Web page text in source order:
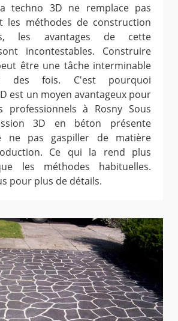
techno 3D ne remplace pas
les méthodes de construction
les avantages de cette
incontestables. Construire
être une tâche interminable
des fois. C'est pourquoi
est un moyen avantageux pour
professionnels à Rosny Sous
3D en béton présente
ne pas gaspiller de matière
Ce qui la rend plus
les méthodes habituelles.
pour plus de détails.